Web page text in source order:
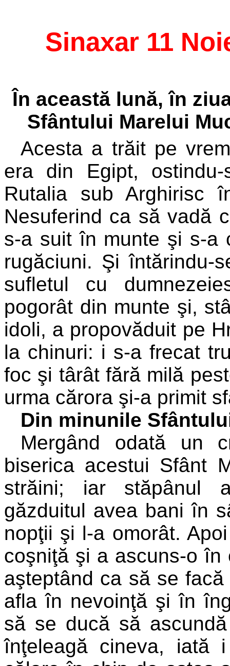
Sinaxar 11
În această lună, în
Sfântului Marelui
Acesta a trăit pe
era din Egipt,
Rutalia sub Arghirisc
Nesuferind ca să vadă
s-a suit în munte şi s-a
rugăciuni. Şi întărindu-
sufletul cu
pogorât din munte şi,
idoli, a propovăduit pe
la chinuri: i s-a frecat
foc şi târât fără milă
urma cărora şi-a primit
Din minunile
Mergând odată un
biserica acestui Sfânt
străini; iar stăpânul
găzduitul avea bani în
nopţii şi l-a omorât.
coşniţă şi a ascuns-o în
aşteptând ca să se
afla în nevoinţă şi în
să se ducă să
înţeleagă cineva, iată